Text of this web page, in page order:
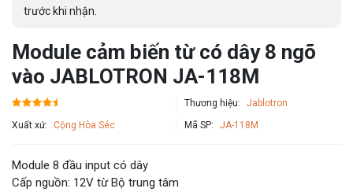
trước khi nhận.
Module cảm biến từ có dây 8 ngõ
vào JABLOTRON JA-118M
Thương hiệu: Jablotron
Xuất xứ: Cộng Hòa Séc Mã SP: JA-118M
Module 8 đầu input có dây
Cấp nguồn: 12V từ Bộ trung tâm